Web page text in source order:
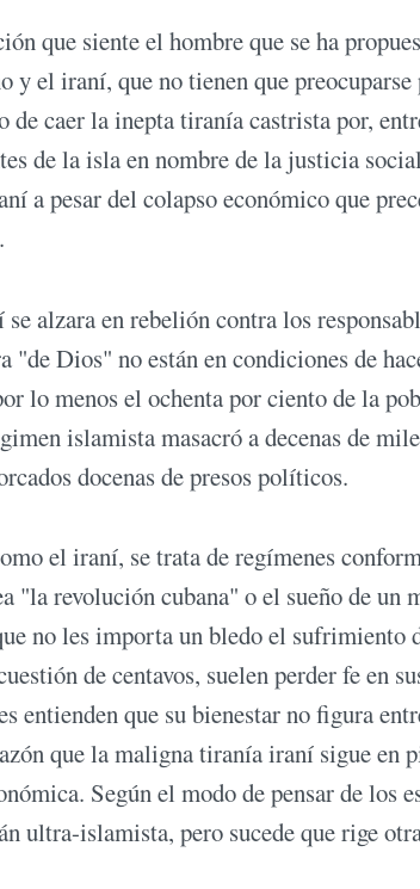
que siente el hombre que se ha
y el iraní, que no tienen que
de caer la inepta tiranía castrista por,
de la isla en nombre de la justicia
a pesar del colapso económico que
alzara en rebelión contra los
"de Dios" no están en condiciones de
lo menos el ochenta por ciento de la
islamista masacró a decenas de
docenas de presos políticos.
el iraní, se trata de regímenes
"la revolución cubana" o el sueño de un
no les importa un bledo el sufrimiento
de centavos, suelen perder fe en
entienden que su bienestar no figura
que la maligna tiranía iraní sigue en
Según el modo de pensar de los
ultra-islamista, pero sucede que rige